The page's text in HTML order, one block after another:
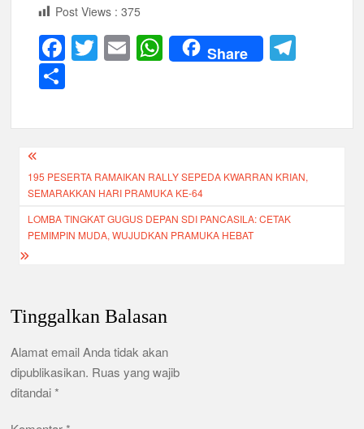
Post Views : 375
F
a
e
o
o
k
T
wi
er
E
m
W
h
s
p
p
Share
gr
m
ar
Navigasi
pos
195 PESERTA RAMAIKAN RALLY SEPEDA KWARRAN KRIAN,
SEMARAKKAN HARI PRAMUKA KE-64
LOMBA TINGKAT GUGUS DEPAN SDI PANCASILA: CETAK
PEMIMPIN MUDA, WUJUDKAN PRAMUKA HEBAT
Tinggalkan Balasan
Alamat email Anda tidak akan
dipublikasikan. Ruas yang wajib
ditandai*